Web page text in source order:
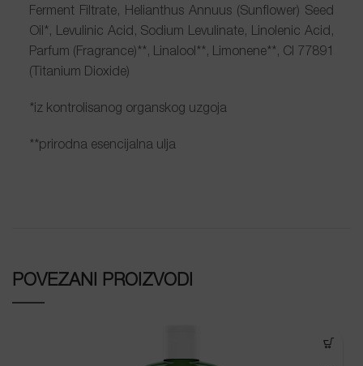
Ferment Filtrate, Helianthus Annuus (Sunflower) Seed
Oil*, Levulinic Acid, Sodium Levulinate, Linolenic Acid,
Parfum (Fragrance)**, Linalool**, Limonene**, CI 77891
(Titanium Dioxide)
*iz kontrolisanog organskog uzgoja
**prirodna esencijalna ulja
POVEZANI PROIZVODI